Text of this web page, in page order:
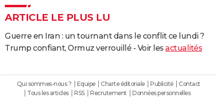
ARTICLE LE PLUS LU
Guerre en Iran : un tournant dans le conflit ce lundi ?
Trump confiant, Ormuz verrouillé - Voir les actualités
Qui sommes-nous ? Equipe Charte éditoriale Publicité
Contact
Tous les articles
RSS Recrutement Données personnelles